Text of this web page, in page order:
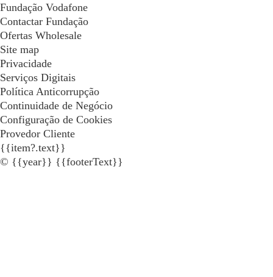
Fundação Vodafone
Contactar Fundação
Ofertas Wholesale
Site map
Privacidade
Serviços Digitais
Política Anticorrupção
Continuidade de Negócio
Configuração de Cookies
Provedor Cliente
{{item?.text}}
© {{year}} {{footerText}}